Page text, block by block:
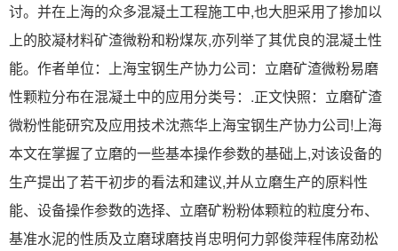
讨。并在上海的众多混凝土工程施工中,也大胆采用了掺加以
上的胶凝材料矿渣微粉和粉煤灰,亦列举了其优良的混凝土性
能。作者单位：上海宝钢生产协力公司：立磨矿渣微粉易磨
性颗粒分布在混凝土中的应用分类号：.正文快照：立磨矿渣
微粉性能研究及应用技术沈燕华上海宝钢生产协力公司!上海
本文在掌握了立磨的一些基本操作参数的基础上,对该设备的
生产提出了若干初步的看法和建议,并从立磨生产的原料性
能、设备操作参数的选择、立磨矿粉粉体颗粒的粒度分布、
基准水泥的性质及立磨球磨技肖忠明何力郭俊萍程伟席劲松